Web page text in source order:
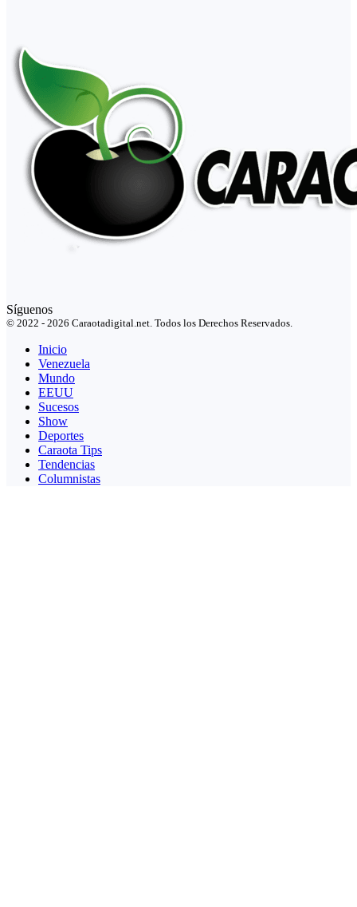
Síguenos
© 2022 - 2026 Caraotadigital.net. Todos los Derechos Reservados.
Inicio
Venezuela
Mundo
EEUU
Sucesos
Show
Deportes
Caraota Tips
Tendencias
Columnistas